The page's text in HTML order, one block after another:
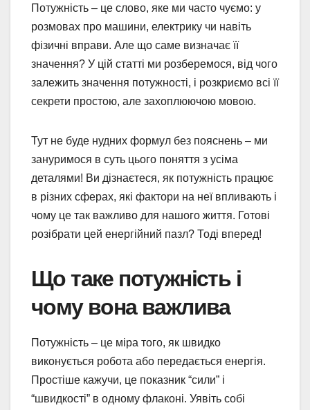
Потужність – це слово, яке ми часто чуємо: у
розмовах про машини, електрику чи навіть
фізичні вправи. Але що саме визначає її
значення? У цій статті ми розберемося, від чого
залежить значення потужності, і розкриємо всі її
секрети простою, але захоплюючою мовою.
Тут не буде нудних формул без пояснень – ми
зануримося в суть цього поняття з усіма
деталями! Ви дізнаєтеся, як потужність працює
в різних сферах, які фактори на неї впливають і
чому це так важливо для нашого життя. Готові
розібрати цей енергійний пазл? Тоді вперед!
Що таке потужність і
чому вона важлива
Потужність – це міра того, як швидко
виконується робота або передається енергія.
Простіше кажучи, це показник “сили” і
“швидкості” в одному флаконі. Уявіть собі